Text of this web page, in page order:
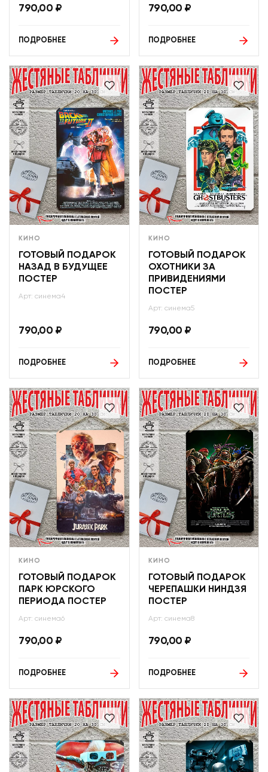
790,00 ₽
ПОДРОБНЕЕ
790,00 ₽
ПОДРОБНЕЕ
КИНО
ГОТОВЫЙ ПОДАРОК
НАЗАД В БУДУЩЕЕ
ПОСТЕР
Арт: синема4
790,00 ₽
ПОДРОБНЕЕ
КИНО
ГОТОВЫЙ ПОДАРОК
ОХОТНИКИ ЗА
ПРИВИДЕНИЯМИ
ПОСТЕР
Арт: синема5
790,00 ₽
ПОДРОБНЕЕ
КИНО
ГОТОВЫЙ ПОДАРОК
ПАРК ЮРСКОГО
ПЕРИОДА ПОСТЕР
Арт: синема6
790,00 ₽
ПОДРОБНЕЕ
КИНО
ГОТОВЫЙ ПОДАРОК
ЧЕРЕПАШКИ НИНДЗЯ
ПОСТЕР
Арт: синема8
790,00 ₽
ПОДРОБНЕЕ